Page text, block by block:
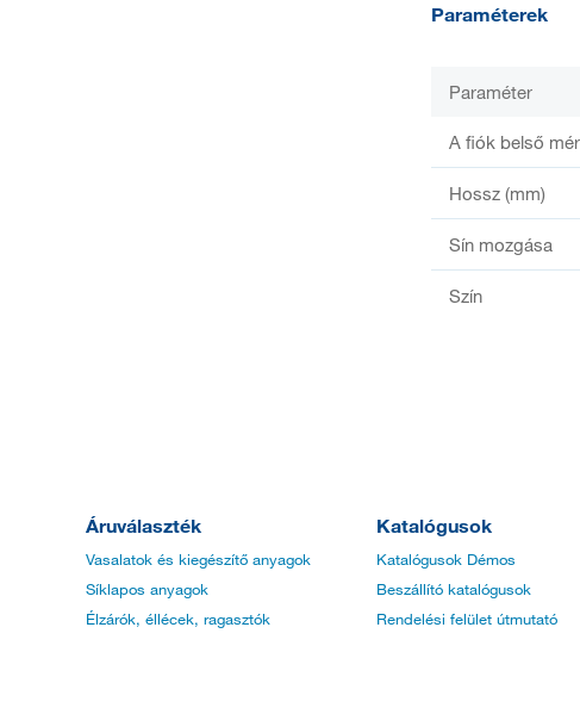
Paraméterek
Paraméter
A fiók belső
Hossz (mm)
Sín mozgása
Szín
Áruválaszték
Vasalatok és kiegészítő anyagok
Síklapos anyagok
Élzárók, éllécek, ragasztók
Katalógusok
Katalógusok Démos
Beszállító katalógusok
Rendelési felület útmutató